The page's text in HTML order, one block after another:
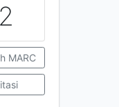
2
MARC